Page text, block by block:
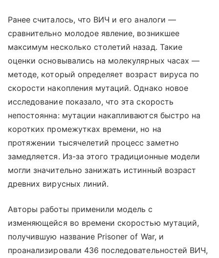
Ранее считалось, что ВИЧ и его аналоги —
сравнительно молодое явление, возникшее
максимум несколько столетий назад. Такие
оценки основывались на молекулярных часах —
методе, который определяет возраст вируса по
скорости накопления мутаций. Однако новое
исследование показало, что эта скорость
непостоянна: мутации накапливаются быстро на
коротких промежутках времени, но на
протяжении тысячелетий процесс заметно
замедляется. Из-за этого традиционные модели
могли значительно занижать истинный возраст
древних вирусных линий.
Авторы работы применили модель с
изменяющейся во времени скоростью мутаций,
получившую название Prisoner of War, и
проанализировали 436 последовательностей ВИЧ,